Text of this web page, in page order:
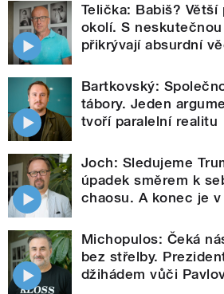
Telička: Babiš?
okolí. S
přikrývají absurdní
Bartkovský:
tábory. Jeden
tvoří paralelní realitu
Joch: Sledujeme
úpadek směrem k
chaosu. A konec je
Michopulos: Čeká
bez střelby.
džihádem vůči